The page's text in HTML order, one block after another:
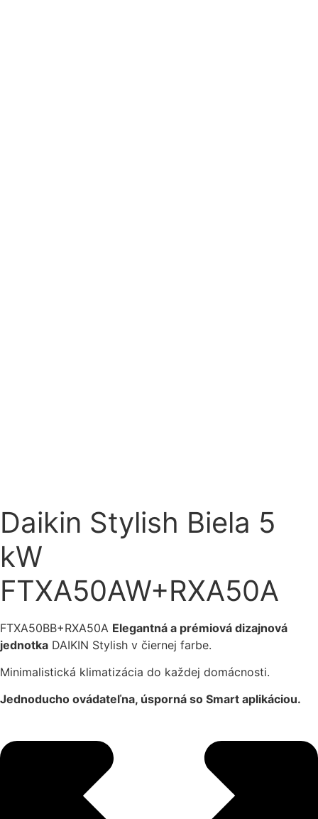
Daikin Stylish Biela 5
kW
FTXA50AW+RXA50A
FTXA50BB+RXA50A Elegantná a prémiová dizajnová
jednotka DAIKIN Stylish v čiernej farbe.
Minimalistická klimatizácia do každej domácnosti.
Jednoducho ovádateľna, úsporná so Smart aplikáciou.